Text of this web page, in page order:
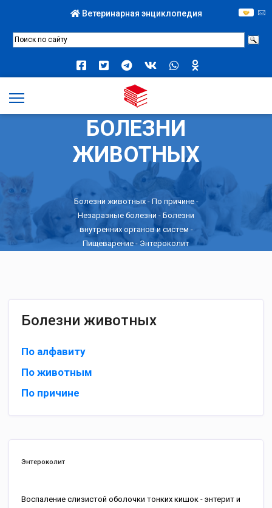
Ветеринарная энциклопедия
БОЛЕЗНИ
ЖИВОТНЫХ
Болезни животных - По причине-
Незаразные болезни - Болезни
внутренних органов и систем -
Пищеварение- Энтероколит
Болезни животных
По алфавиту
По животным
По причине
Энтероколит
Воспаление слизистой оболочки тонких кишок - энтерит и